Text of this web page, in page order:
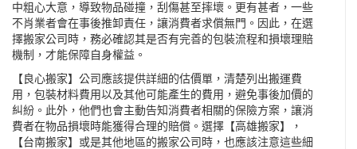
中粗心大意，導致物品碰撞，刮傷甚至摔壞。更有甚者，一些
不肖業者會在事後推卸責任，讓消費者求償無門。因此，在選
擇搬家公司時，務必確認其是否有完善的包裝流程和損壞理賠
機制，才能保障自身權益。
【良心搬家】公司應該提供詳細的估價單，清楚列出搬運費
用，包裝材料費用以及其他可能產生的費用，避免事後加價的
糾紛。此外，他們也會主動告知消費者相關的保險方案，讓消
費者在物品損壞時能獲得合理的賠償。選擇【高雄搬家】，
【台南搬家】或是其他地區的搬家公司時，也應該注意這些細